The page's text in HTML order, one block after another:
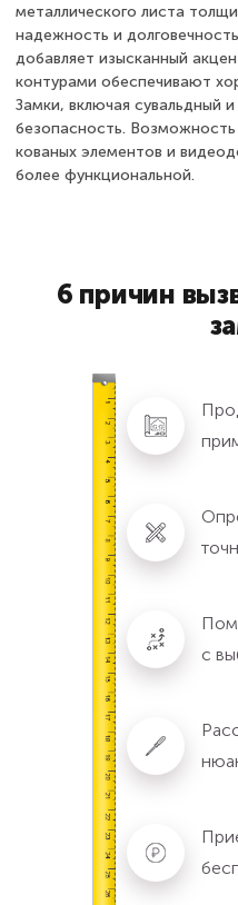
металлического листа
надежность и
добавляет изысканный
контурами обеспечивают
Замки, включая сувальдный
безопасность.
кованых элементов и
более функциональной.
6 причин
с